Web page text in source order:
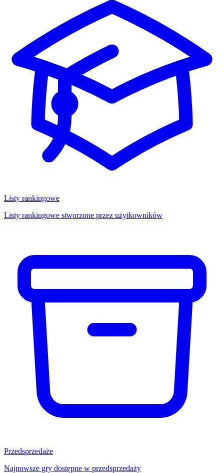
Listy rankingowe
Listy rankingowe stworzone przez użytkowników
Przedsprzedaże
Najnowsze gry dostępne w przedsprzedaży